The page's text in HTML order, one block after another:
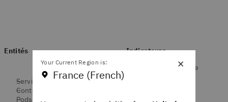
Entités
Services
Conteneurs
Pods de conteneur
Indicateurs
Temps de réponse
×
Your Current Region is:
France (French)